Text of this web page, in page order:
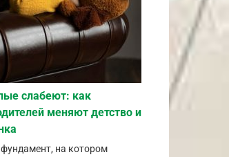
слабеют: как
меняют детство и
на котором